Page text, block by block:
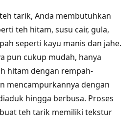
tarik, Anda membutuhkan
teh hitam, susu cair, gula,
seperti kayu manis dan jahe.
pun cukup mudah, hanya
hitam dengan rempah-
mencampurkannya dengan
hingga berbusa. Proses
teh tarik memiliki tekstur